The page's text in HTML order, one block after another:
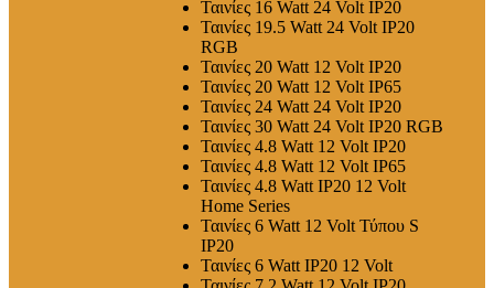
Ταινίες 16 Watt 24 Volt IP20
Ταινίες 19.5 Watt 24 Volt IP20
RGB
Ταινίες 20 Watt 12 Volt IP20
Ταινίες 20 Watt 12 Volt IP65
Ταινίες 24 Watt 24 Volt IP20
Ταινίες 30 Watt 24 Volt IP20 RGB
Ταινίες 4.8 Watt 12 Volt IP20
Ταινίες 4.8 Watt 12 Volt IP65
Ταινίες 4.8 Watt IP20 12 Volt
Home Series
Ταινίες 6 Watt 12 Volt Τύπου S
IP20
Ταινίες 6 Watt IP20 12 Volt